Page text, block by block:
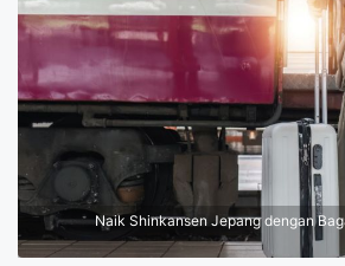
Naik Shinkansen Jepang dengan